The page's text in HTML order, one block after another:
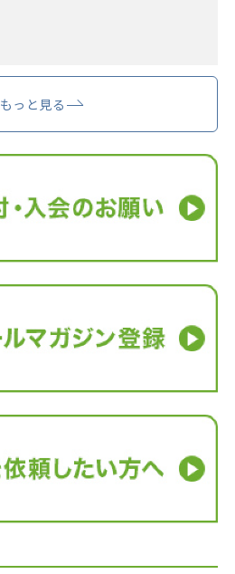
もっと見る